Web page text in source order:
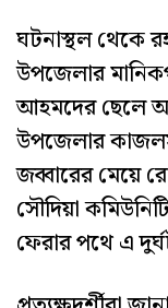
ঘটনাস্থল থেকে
উপজেলার
আহমদের ছেলে
উপজেলার
জব্বারের মেয়ে
সৌদিয়া
ফেরার পথে এ